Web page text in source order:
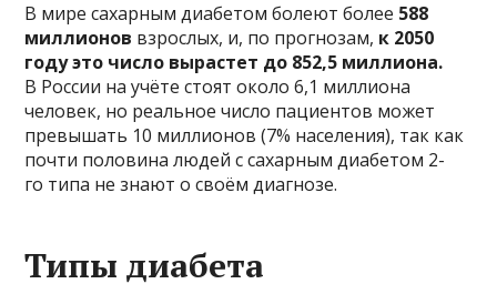
В мире сахарным диабетом болеют более 588
миллионов взрослых, и, по прогнозам, к 2050
году это число вырастет до 852,5 миллиона.
В России на учёте стоят около 6,1 миллиона
человек, но реальное число пациентов может
превышать 10 миллионов (7% населения), так как
почти половина людей с сахарным диабетом 2-
го типа не знают о своём диагнозе.
Типы диабета